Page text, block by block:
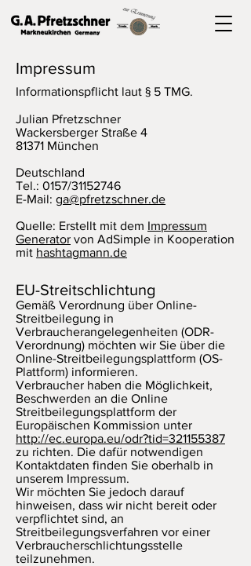
Impressum
Informationspflicht laut § 5 TMG.
Julian Pfretzschner
Wackersberger Straße 4
81371 München
Deutschland
Tel.: 0157/31152746
E-Mail: ga@pfretzschner.de
Quelle: Erstellt mit dem Impressum
Generator von AdSimple in Kooperation
mit hashtagmann.de
EU-Streitschlichtung
Gemäß Verordnung über Online-
Streitbeilegung in
Verbraucherangelegenheiten (ODR-
Verordnung) möchten wir Sie über die
Online-Streitbeilegungsplattform (OS-
Plattform) informieren.
Verbraucher haben die Möglichkeit,
Beschwerden an die Online
Streitbeilegungsplattform der
Europäischen Kommission unter
http://ec.europa.eu/odr?tid=321155387
zu richten. Die dafür notwendigen
Kontaktdaten finden Sie oberhalb in
unserem Impressum.
Wir möchten Sie jedoch darauf
hinweisen, dass wir nicht bereit oder
verpflichtet sind, an
Streitbeilegungsverfahren vor einer
Verbraucherschlichtungsstelle
teilzunehmen.